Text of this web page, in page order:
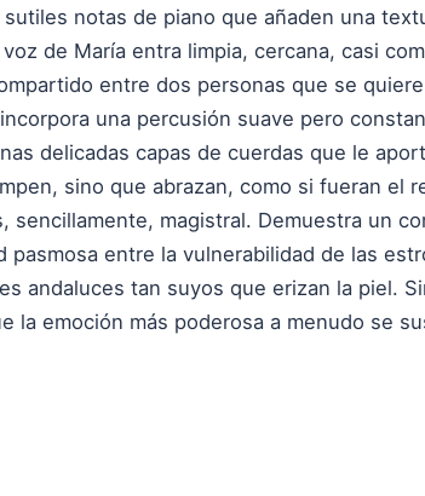
notas de piano que añaden una
de María entra limpia, cercana, casi
entre dos personas que se
una percusión suave pero
delicadas capas de cuerdas que le
sino que abrazan, como si fueran el
sencillamente, magistral. Demuestra un
pasmosa entre la vulnerabilidad de las
andaluces tan suyos que erizan la piel.
la emoción más poderosa a menudo se